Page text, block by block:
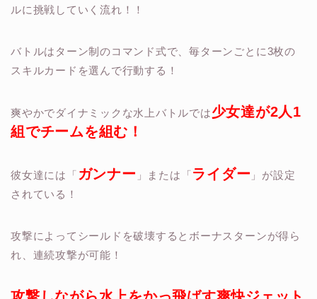
ルに挑戦していく流れ！！
バトルは ターン制のコマンド式で 、毎ターンごとに3枚の
スキルカードを選んで行動する！
爽やかでダイナミックな水上バトルでは少女達が2人1
組でチームを組む！
彼女達には「 ガンナー 」または「ライダー 」が設定
されている！
攻撃によってシールドを破壊すると ボーナスターンが得ら
れ、連続攻撃が可能！